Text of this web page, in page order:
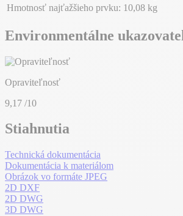
Hmotnosť najťažšieho prvku: 10,08 kg
Environmentálne
Opraviteľnosť
9,17 /10
Stiahnutia
Technická dokumentácia
Dokumentácia k materiálom
Obrázok vo formáte JPEG
2D DXF
2D DWG
3D DWG